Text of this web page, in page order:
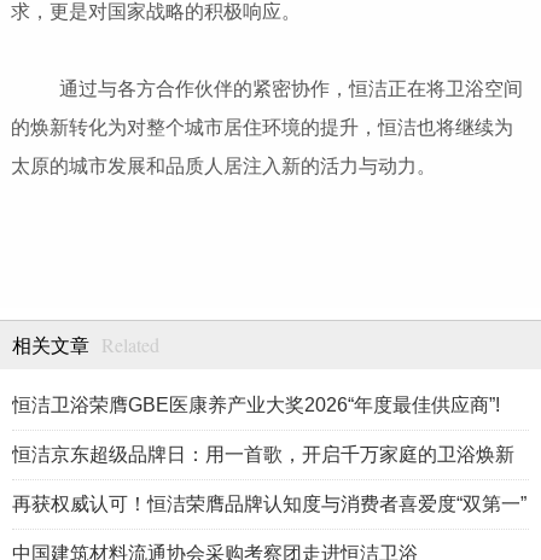
求，更是对国家战略的积极响应。
通过与各方合作伙伴的紧密协作，恒洁正在将卫浴空间
的焕新转化为对整个城市居住环境的提升，恒洁也将继续为
太原的城市发展和品质人居注入新的活力与动力。
相关文章 Related
恒洁卫浴荣膺GBE医康养产业大奖2026“年度最佳供应商”!
恒洁京东超级品牌日：用一首歌，开启千万家庭的卫浴焕新
再获权威认可！恒洁荣膺品牌认知度与消费者喜爱度“双第一”
中国建筑材料流通协会采购考察团走进恒洁卫浴